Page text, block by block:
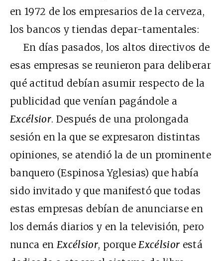
en 1972 de los empresarios de la cerveza,
los bancos y tiendas depar-tamentales:
En días pasados, los altos directivos de
esas empresas se reunieron para deliberar
qué actitud debían asumir respecto de la
publicidad que venían pagándole a
Excélsior. Después de una prolongada
sesión en la que se expresaron distintas
opiniones, se atendió la de un prominente
banquero (Espinosa Yglesias) que había
sido invitado y que manifestó que todas
estas empresas debían de anunciarse en
los demás diarios y en la televisión, pero
nunca en Excélsior, porque Excélsior está